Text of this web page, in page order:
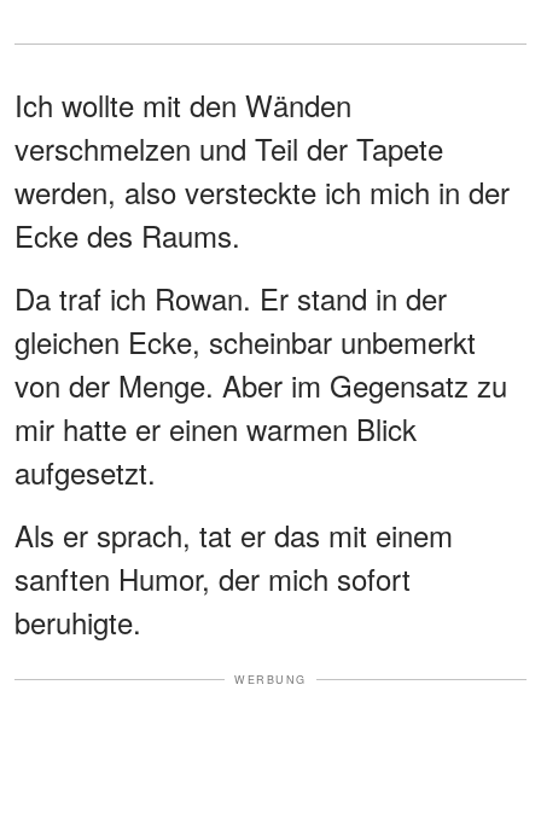
Ich wollte mit den Wänden
verschmelzen und Teil der Tapete
werden, also versteckte ich mich in der
Ecke des Raums.
Da traf ich Rowan. Er stand in der
gleichen Ecke, scheinbar unbemerkt
von der Menge. Aber im Gegensatz zu
mir hatte er einen warmen Blick
aufgesetzt.
Als er sprach, tat er das mit einem
sanften Humor, der mich sofort
beruhigte.
WERBUNG